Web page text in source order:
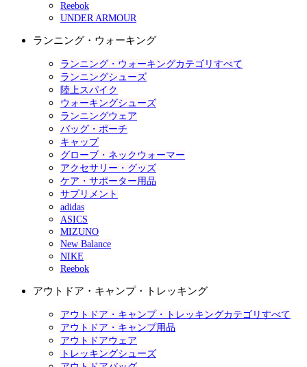
Reebok
UNDER ARMOUR
ランニング・ウォーキング
ランニング・ウォーキングカテゴリすべて
ランニングシューズ
陸上スパイク
ウォーキングシューズ
ランニングウェア
バッグ・ポーチ
キャップ
グローブ・ネックウォーマー
アクセサリー・グッズ
ケア・サポーター用品
サプリメント
adidas
ASICS
MIZUNO
New Balance
NIKE
Reebok
アウトドア・キャンプ・トレッキング
アウトドア・キャンプ・トレッキングカテゴリすべて
アウトドア・キャンプ用品
アウトドアウェア
トレッキングシューズ